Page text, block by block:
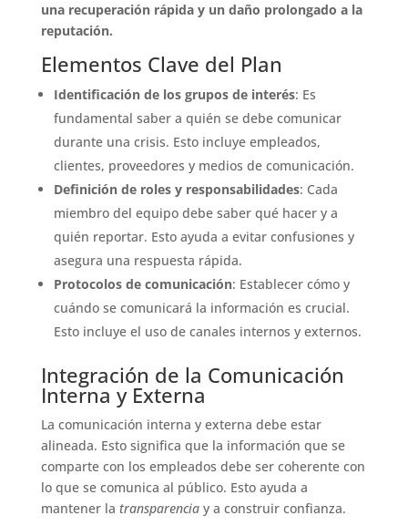
una recuperación rápida y un daño prolongado a la
reputación.
Elementos Clave del Plan
Identificación de los grupos de interés: Es
fundamental saber a quién se debe comunicar
durante una crisis. Esto incluye empleados,
clientes, proveedores y medios de comunicación.
Definición de roles y responsabilidades: Cada
miembro del equipo debe saber qué hacer y a
quién reportar. Esto ayuda a evitar confusiones y
asegura una respuesta rápida.
Protocolos de comunicación: Establecer cómo y
cuándo se comunicará la información es crucial.
Esto incluye el uso de canales internos y externos.
Integración de la Comunicación
Interna y Externa
La comunicación interna y externa debe estar
alineada. Esto significa que la información que se
comparte con los empleados debe ser coherente con
lo que se comunica al público. Esto ayuda a
mantener la transparenciay a construir confianza.